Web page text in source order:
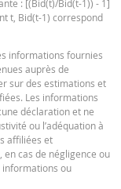
-
-
-
- CSV
: [(Bid(t)/Bid(t-1)) - 1]
t, Bid(t-1) correspond
informations fournies
auprès de
sur des estimations et
Les informations
déclaration et ne
ou l’adéquation à
affiliées et
cas de négligence ou
informations ou